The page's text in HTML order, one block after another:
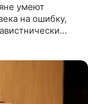
умеют
на ошибку,